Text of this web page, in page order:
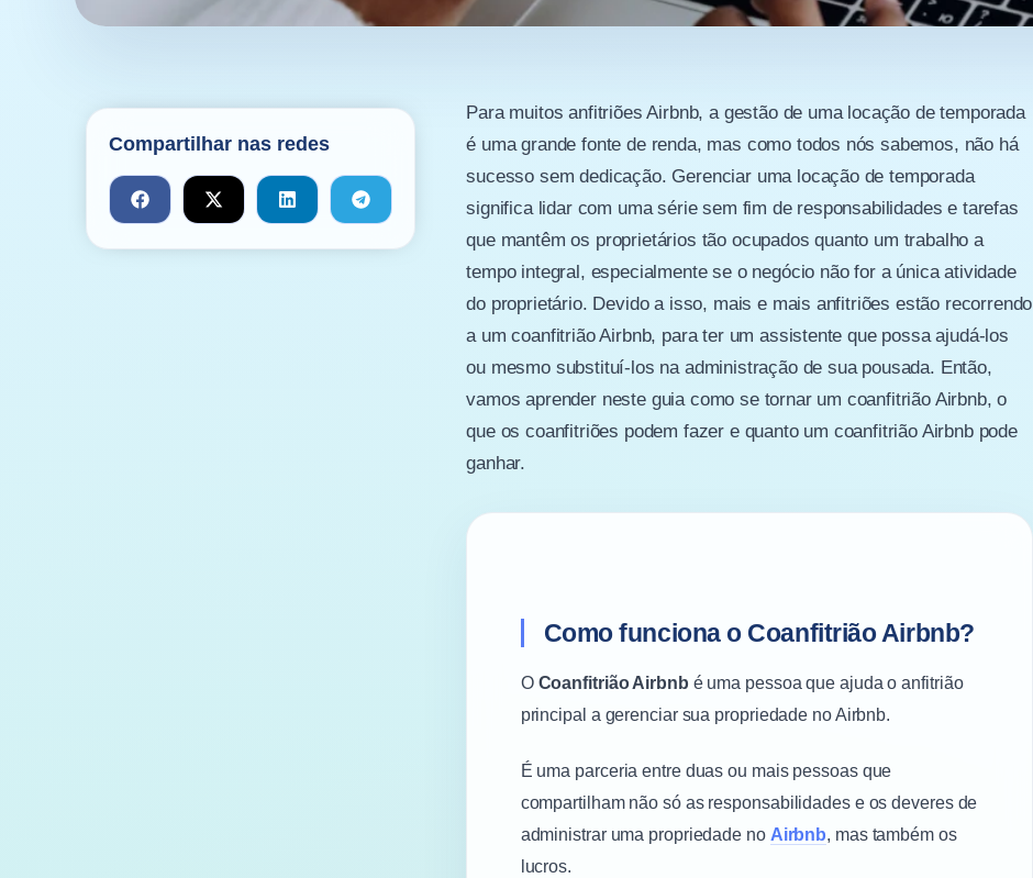
Compartilhar nas redes
Para muitos anfitriões Airbnb, a gestão de uma locação de temporada
é uma grande fonte de renda, mas como todos nós sabemos, não há
sucesso sem dedicação. Gerenciar uma locação de temporada
significa lidar com uma série sem fim de responsabilidades e tarefas
que mantêm os proprietários tão ocupados quanto um trabalho a
tempo integral, especialmente se o negócio não for a única atividade
do proprietário. Devido a isso, mais e mais anfitriões estão recorrendo
a um coanfitrião Airbnb, para ter um assistente que possa ajudá-los
ou mesmo substituí-los na administração de sua pousada. Então,
vamos aprender neste guia como se tornar um coanfitrião Airbnb, o
que os coanfitriões podem fazer e quanto um coanfitrião Airbnb pode
ganhar.
Como funciona o Coanfitrião Airbnb?
O Coanfitrião Airbnb é uma pessoa que ajuda o anfitrião
principal a gerenciar sua propriedade no Airbnb.
É uma parceria entre duas ou mais pessoas que
compartilham não só as responsabilidades e os deveres de
administrar uma propriedade no Airbnb, mas também os
lucros.